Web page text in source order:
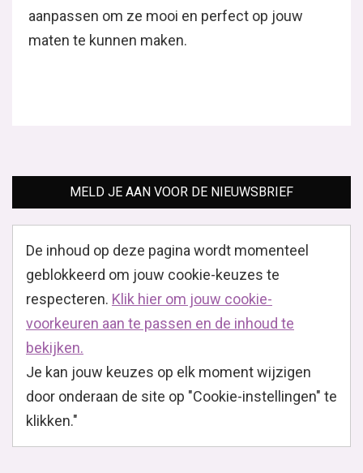
aanpassen om ze mooi en perfect op jouw
maten te kunnen maken.
MELD JE AAN VOOR DE NIEUWSBRIEF
De inhoud op deze pagina wordt momenteel
geblokkeerd om jouw cookie-keuzes te
respecteren. Klik hier om jouw cookie-
voorkeuren aan te passen en de inhoud te
bekijken.
Je kan jouw keuzes op elk moment wijzigen
door onderaan de site op "Cookie-instellingen" te
klikken."